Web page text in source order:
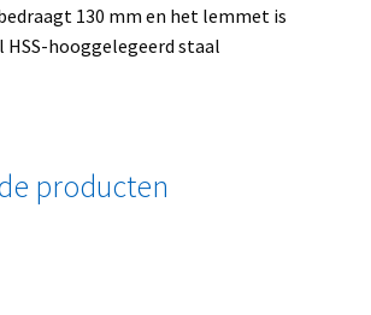
130 mm en het lemmet is
HSS-hooggelegeerd staal
producten